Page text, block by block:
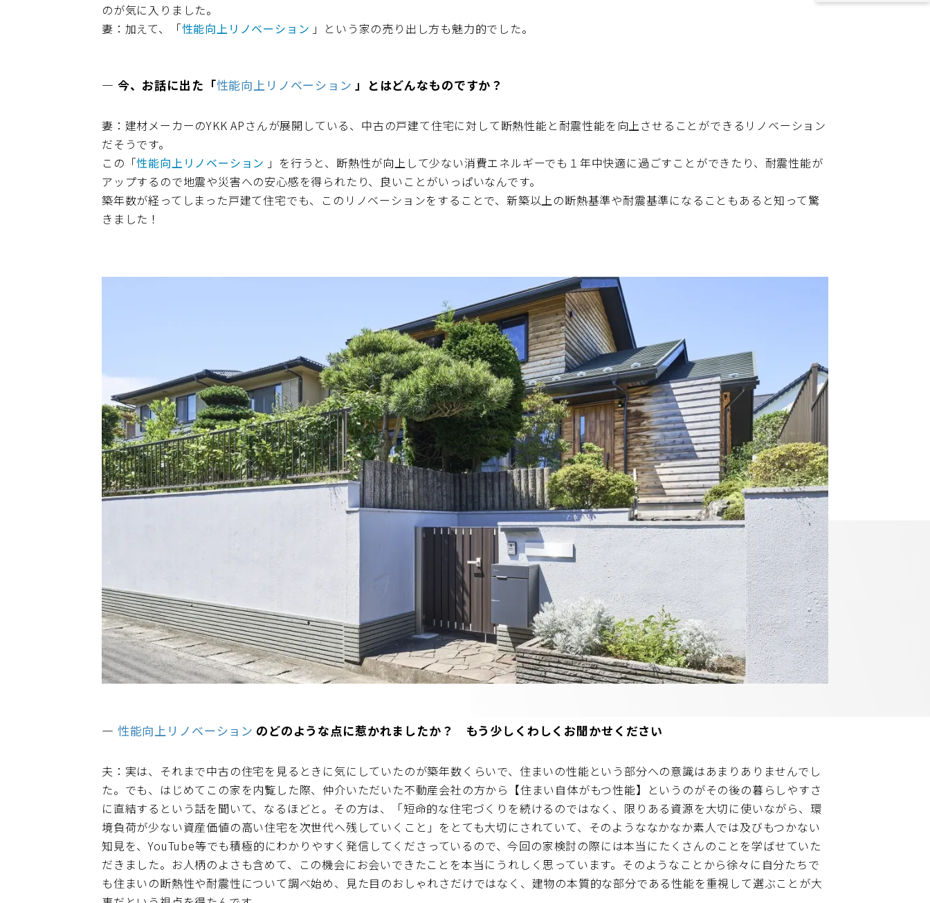
のが気に入りました。
妻：加えて、「性能向上リノベーション 」という家の売り出し方も魅力的でした。
― 今、お話に出た「性能向上リノベーション 」とはどんなものですか？
妻：建材メーカーのYKK APさんが展開している、中古の戸建て住宅に対して断熱性能と耐震性能を向上させることができるリノベーション
だそうです。
この「性能向上リノベーション 」を行うと、断熱性が向上して少ない消費エネルギーでも１年中快適に過ごすことができたり、耐震性能が
アップするので地震や災害への安心感を得られたり、良いことがいっぱいなんです。
築年数が経ってしまった戸建て住宅でも、このリノベーションをすることで、新築以上の断熱基準や耐震基準になることもあると知って驚
きました！
― 性能向上リノベーション のどのような点に惹かれましたか？ もう少しくわしくお聞かせください
夫：実は、それまで中古の住宅を見るときに気にしていたのが築年数くらいで、住まいの性能という部分への意識はあまりありませんでし
た。でも、はじめてこの家を内覧した際、仲介いただいた不動産会社の方から【住まい自体がもつ性能】というのがその後の暮らしやすさ
に直結するという話を聞いて、なるほどと。その方は、「短命的な住宅づくりを続けるのではなく、限りある資源を大切に使いながら、環
境負荷が少ない資産価値の高い住宅を次世代へ残していくこと」をとても大切にされていて、そのようななかなか素人では及びもつかない
知見を、YouTube等でも積極的にわかりやすく発信してくださっているので、今回の家検討の際には本当にたくさんのことを学ばせていた
だきました。お人柄のよさも含めて、この機会にお会いできたことを本当にうれしく思っています。そのようなことから徐々に自分たちで
も住まいの断熱性や耐震性について調べ始め、見た目のおしゃれさだけではなく、建物の本質的な部分である性能を重視して選ぶことが大